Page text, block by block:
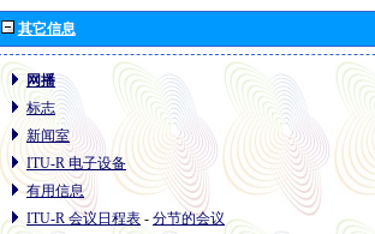
其它信息
网播
标志
新闻室
ITU-R 电子设备
有用信息
ITU-R 会议日程表 - 分节的会议